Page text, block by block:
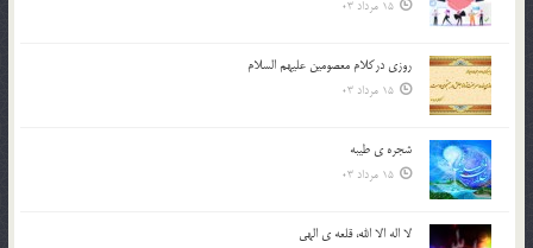
15 مرداد 03
روزي دركلام معصومين عليهم السلام
15 مرداد 03
شجره ي طيبه
15 مرداد 03
لا اله الا الله، قلعه ي الهي